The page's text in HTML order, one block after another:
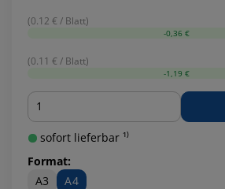
(0.12 € / Blatt)
-0,36 €
(0.11 € / Blatt)
-1,19 €
Menge
sofort lieferbar ¹⁾
Format:
A3
A4